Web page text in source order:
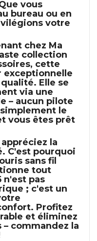
vous
bureau ou en
votre
chez Ma
collection
, cette
exceptionnelle
Elle se
via une
– aucun pilote
le
vous êtes prêt
la
C'est pourquoi
sans fil
tout
n'est pas
; c'est un
Profitez
et éliminez
– commandez la